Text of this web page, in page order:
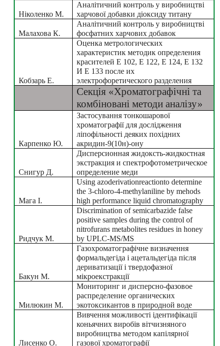
Ніколенко М.
Аналітичний контроль у виробництві
харчової добавки діоксиду титану
Малахова К.
Аналітичний контроль у виробництві
фосфатних харчових добавок
Кобзарь Е.
Оценка метрологических
характеристик методик определения
красителей Е 102, Е 122, Е 124, Е 132
И Е 133 после их
электрофоретического разделения
Секція «Хроматографічні та
комбіновані методи аналізу»
Карпенко Ю.
Застосування тонкошарової
хроматографії для дослідження
ліпофільності деяких похідних
акридин-9(10н)-ону
Снигур Д.
Дисперсионная жидоксть-жидкостная
экстракция и спектрофотометрическое
определение меди
Мага І.
Using azoderivationreactionto determine
the 3-chloro-4-methylaniline by mehods
high performance liquid chromatography
Ридчук М.
Discrimination of semicarbazide false
positive samples during the control of
nitrofurans metabolites residues in honey
by UPLC-MS/MS
Бакун М.
Газохроматографічне визначення
формальдегіда і ацетальдегіда після
дериватизації і твердофазної
мікроекстракції
Милюкин М.
Мониторинг и дисперсно-фазовое
распределение органических
экотоксикантов в природной воде
Лисенко О.
Вивчення можливості ідентифікації
коньячних виробів вітчизняного
виробництва методом капілярної
газової хроматографії